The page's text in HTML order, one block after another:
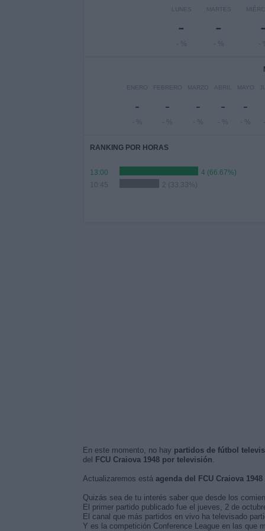
LUNES
-
- %
MARTES
-
- %
-
-
ENERO
-
- %
FEBRERO
-
- %
MARZO
-
- %
ABRIL
-
- %
MAYO
-
- %
RANKING POR HORAS
13:00
4 (66.67%)
10:45
2 (33.33%)
En este momento, no hay partidos de fútbol
del
FCU Craiova 1948 por televisión.
Actualizaremos está agenda del FCU Craiova 1948
Quizás sea de tu interés saber que desde los
El primer partido publicado fue el jueves, 2 de
El canal que más partidos en vivo ha televisado
Y es la competición Conference League en las que